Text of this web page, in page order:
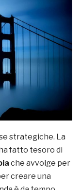
strategiche. La
fatto tesoro di
che avvolge per
creare una